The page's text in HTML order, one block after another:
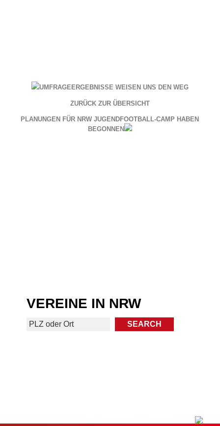
UMFRAGEERGEBNISSE WEISEN UNS DEN WEG
ZURÜCK ZUR ÜBERSICHT
PLANUNGEN FÜR NRW JUGENDFOOTBALL-CAMP HABEN
BEGONNEN
VEREINE IN NRW